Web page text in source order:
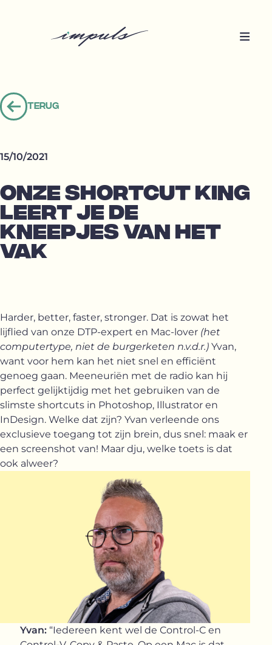
Terug
Terug
15/10/2021
ONZE SHORTCUT KING
LEERT JE DE
KNEEPJES VAN HET
VAK
Harder, better, faster, stronger. Dat is zowat het
lijflied van onze DTP-expert en Mac-lover (het
computertype, niet de burgerketen n.v.d.r.) Yvan,
want voor hem kan het niet snel en efficiënt
genoeg gaan. Meeneuriën met de radio kan hij
perfect gelijktijdig met het gebruiken van de
slimste shortcuts in Photoshop, Illustrator en
InDesign. Welke dat zijn? Yvan verleende ons
exclusieve toegang tot zijn brein, dus snel: maak er
een screenshot van! Maar dju, welke toets is dat
ook alweer?
Yvan:“Iedereen kent wel de Control-C en